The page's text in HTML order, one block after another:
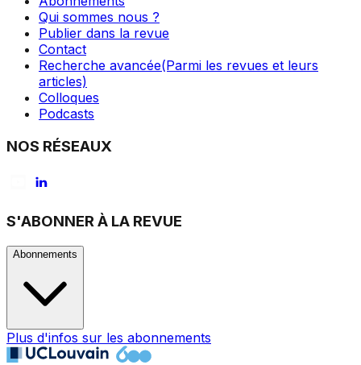
Qui sommes nous ?
Publier dans la revue
Contact
Recherche avancée(Parmi les revues et leurs
articles)
Colloques
Podcasts
NOS RÉSEAUX
S'ABONNER À LA REVUE
Abonnements
Plus d'infos sur les abonnements